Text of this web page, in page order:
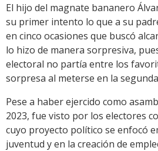
El hijo del magnate bananero
su primer intento lo que a su
en cinco ocasiones que buscó
lo hizo de manera sorpresiva,
electoral no partía entre los
sorpresa al meterse en la
Pese a haber ejercido como
2023, fue visto por los electores
cuyo proyecto político se enfocó
juventud y en la creación de